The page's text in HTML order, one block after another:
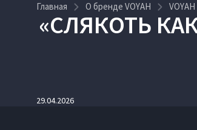
Главная О бренде VOYAH
«СЛЯКОТЬ
29.04.2026